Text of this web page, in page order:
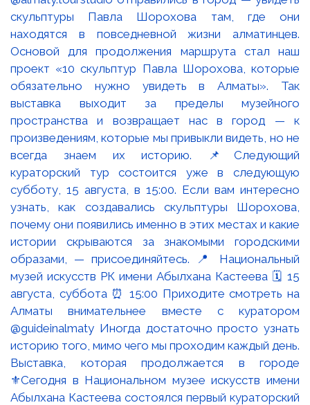
Выставка, которая продолжается в городе
⚜️Сегодня в Национальном музее искусств имени
Абылхана Кастеева состоялся первый кураторский